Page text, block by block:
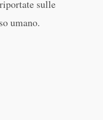
sulle
umano.